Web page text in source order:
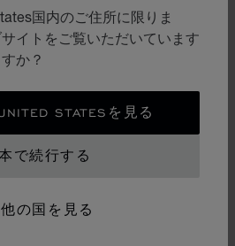
国内のご住所に限りま
イトをご覧いただいています
か？
STATESを見る
で続行する
他の国を見る
1
ドに移動 2
イドに移動 3
新作